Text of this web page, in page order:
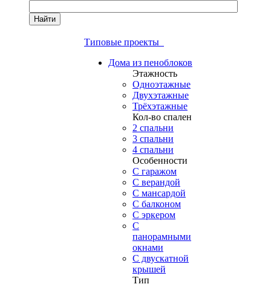
Найти
Типовые проекты
Дома из пеноблоков
Этажность
Одноэтажные
Двухэтажные
Трёхэтажные
Кол-во спален
2 спальни
3 спальни
4 спальни
Особенности
С гаражом
С верандой
С мансардой
С балконом
C эркером
С
панорамными
окнами
С двускатной
крышей
Тип